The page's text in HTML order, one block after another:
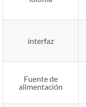
interfaz
Fuente de
alimentación